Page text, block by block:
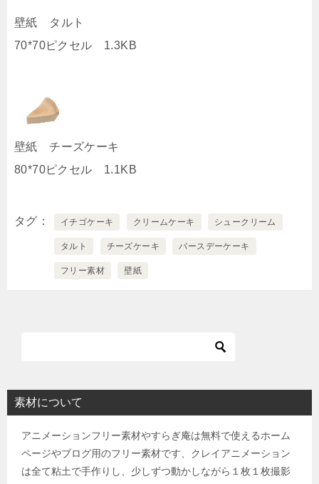
壁紙 タルト
70*70ピクセル 1.3KB
壁紙 チーズケーキ
80*70ピクセル 1.1KB
タグ イチゴケーキ クリームケーキ シュークリーム
タルト チーズケーキ バースデーケーキ
フリー素材 壁紙
素材について
アニメーションフリー素材やすらぎ庵は無料で使えるホーム
ページやブログ用のフリー素材です、クレイアニメーション
は全て粘土で手作りし、少しずつ動かしながら１枚１枚撮影